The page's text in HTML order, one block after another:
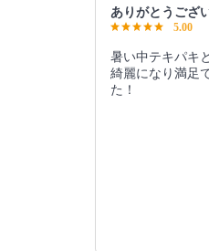
ありがとうござ
5.00
暑い中テキパキ
綺麗になり満足
た！